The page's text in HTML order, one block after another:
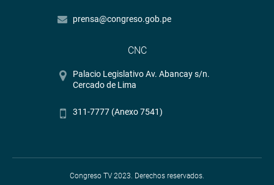
prensa@congreso.gob.pe
CNC
Palacio Legislativo Av. Abancay s/n.
Cercado de Lima
311-7777 (Anexo 7541)
Congreso TV 2023. Derechos reservados.